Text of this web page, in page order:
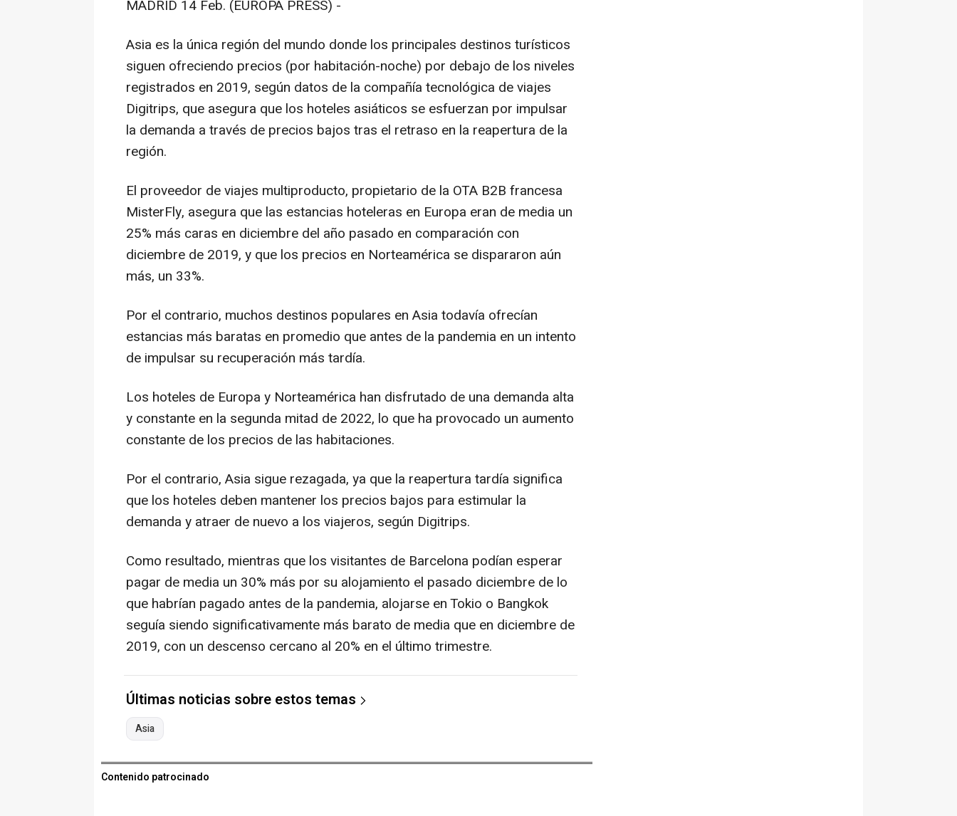
MADRID 14 Feb. (EUROPA PRESS) -
Asia es la única región del mundo donde los principales destinos turísticos
siguen ofreciendo precios (por habitación-noche) por debajo de los niveles
registrados en 2019, según datos de la compañía tecnológica de viajes
Digitrips, que asegura que los hoteles asiáticos se esfuerzan por impulsar
la demanda a través de precios bajos tras el retraso en la reapertura de la
región.
El proveedor de viajes multiproducto, propietario de la OTA B2B francesa
MisterFly, asegura que las estancias hoteleras en Europa eran de media un
25% más caras en diciembre del año pasado en comparación con
diciembre de 2019, y que los precios en Norteamérica se dispararon aún
más, un 33%.
Por el contrario, muchos destinos populares en Asia todavía ofrecían
estancias más baratas en promedio que antes de la pandemia en un intento
de impulsar su recuperación más tardía.
Los hoteles de Europa y Norteamérica han disfrutado de una demanda alta
y constante en la segunda mitad de 2022, lo que ha provocado un aumento
constante de los precios de las habitaciones.
Por el contrario, Asia sigue rezagada, ya que la reapertura tardía significa
que los hoteles deben mantener los precios bajos para estimular la
demanda y atraer de nuevo a los viajeros, según Digitrips.
Como resultado, mientras que los visitantes de Barcelona podían esperar
pagar de media un 30% más por su alojamiento el pasado diciembre de lo
que habrían pagado antes de la pandemia, alojarse en Tokio o Bangkok
seguía siendo significativamente más barato de media que en diciembre de
2019, con un descenso cercano al 20% en el último trimestre.
Últimas noticias sobre estos temas
Asia
Contenido patrocinado